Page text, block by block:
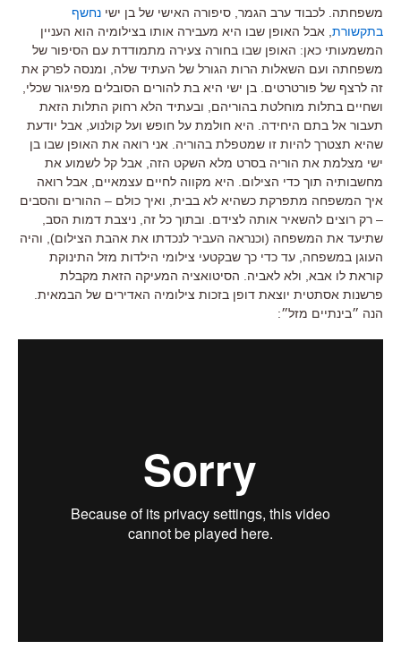
משפחתה. לכבוד ערב הגמר, סיפורה האישי של בן ישי נחשף
בתקשורת , אבל האופן שבו היא מעבירה אותו בצילומיה הוא העניין
המשמעותי כאן: האופן שבו בחורה צעירה מתמודדת עם הסיפור של
משפחתה ועם השאלות הרות הגורל של העתיד שלה, ומנסה לפרק את
זה לרצף של פורטרטים. בן ישי היא בת להורים הסובלים מפיגור שכלי,
ושחיים בתלות מוחלטת בהוריהם, ובעתיד הלא רחוק התלות הזאת
תעבור אל בתם היחידה. היא חולמת על חופש ועל קולנוע, אבל יודעת
שהיא תצטרך להיות זו שמטפלת בהוריה. אני רואה את האופן שבו בן
ישי מצלמת את הוריה בסרט מלא השקט הזה, אבל קל לשמוע את
מחשבותיה תוך כדי הצילום. היא מקווה לחיים עצמאיים, אבל רואה
איך המשפחה מתפרקת כשהיא לא בבית, ואיך כולם – ההורים והסבים
– רק רוצים להשאיר אותה לצידם. ובתוך כל זה, ניצבת דמות הסב,
שתיעד את המשפחה (וכנראה העביר לנכדתו את אהבת הצילום), והיה
העוגן במשפחה, עד כדי כך שבקטעי צילומי הילדות מזל התינוקת
קוראת לו אבא, ולא לאביה. הסיטואציה המעיקה הזאת מקבלת
פרשנות אסתטית יוצאת דופן בזכות צילומיה האדירים של הבמאית.
הנה ״בינתיים מזל״: